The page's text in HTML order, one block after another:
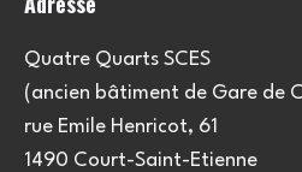
Quatre Quarts SCES
(ancien bâtiment de Gare de
rue Emile Henricot, 61
1490 Court-Saint-Etienne